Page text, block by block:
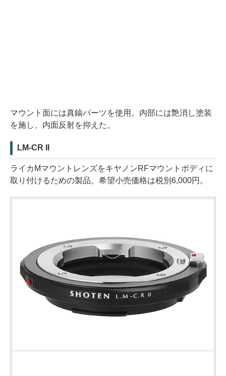
マウント面には真鍮パーツを使用。内部には艶消し塗装
を施し、内面反射を抑えた。
LM-CR II
ライカMマウントレンズをキヤノンRFマウントボディに
取り付けるための製品。希望小売価格は税別6,000円。